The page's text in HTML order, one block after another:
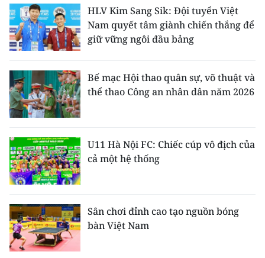
HLV Kim Sang Sik: Đội tuyển Việt
Nam quyết tâm giành chiến thắng để
giữ vững ngôi đầu bảng
Bế mạc Hội thao quân sự, võ thuật và
thể thao Công an nhân dân năm 2026
U11 Hà Nội FC: Chiếc cúp vô địch của
cả một hệ thống
Sân chơi đỉnh cao tạo nguồn bóng
bàn Việt Nam